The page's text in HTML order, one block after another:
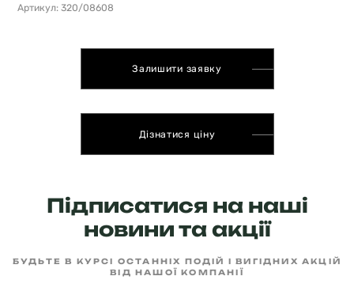
Артикул: 320/08608
Залишити заявку
Дізнатися ціну
Підписатися на наші
новини та акції
БУДЬТЕ В КУРСІ ОСТАННІХ ПОДІЙ І ВИГІДНИХ АКЦІЙ
ВІД НАШОЇ КОМПАНІЇ